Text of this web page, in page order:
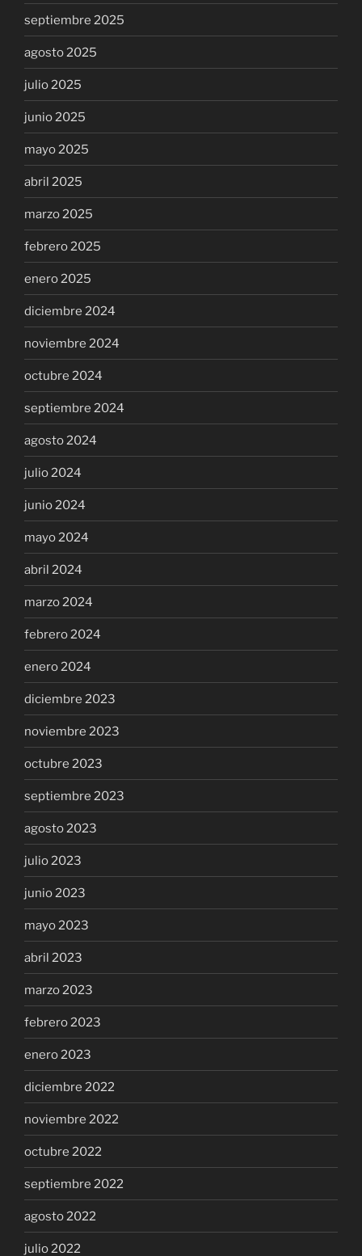
septiembre 2025
agosto 2025
julio 2025
junio 2025
mayo 2025
abril 2025
marzo 2025
febrero 2025
enero 2025
diciembre 2024
noviembre 2024
octubre 2024
septiembre 2024
agosto 2024
julio 2024
junio 2024
mayo 2024
abril 2024
marzo 2024
febrero 2024
enero 2024
diciembre 2023
noviembre 2023
octubre 2023
septiembre 2023
agosto 2023
julio 2023
junio 2023
mayo 2023
abril 2023
marzo 2023
febrero 2023
enero 2023
diciembre 2022
noviembre 2022
octubre 2022
septiembre 2022
agosto 2022
julio 2022